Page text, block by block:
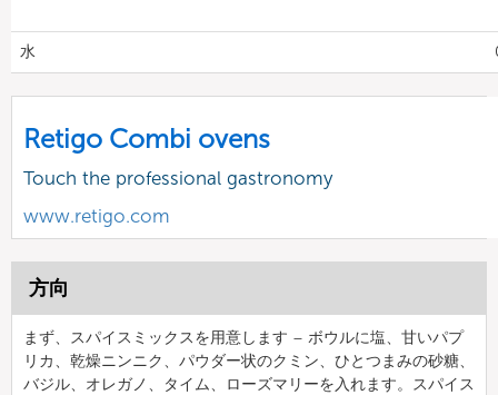
水
Retigo Combi ovens
Touch the professional gastronomy
www.retigo.com
方向
まず、スパイスミックスを用意します – ボウルに塩、甘いパプ
リカ、乾燥ニンニク、パウダー状のクミン、ひとつまみの砂糖、
バジル、オレガノ、タイム、ローズマリーを入れます。スパイス